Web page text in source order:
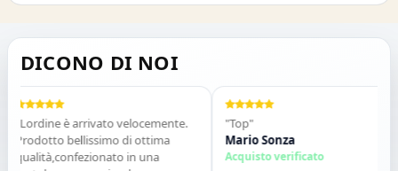
DICONO DI NOI
"Lordine è arrivato velocemente.
Prodotto bellissimo di ottima
qualità,confezionato in una
"Top"
Mario Sonza
Acquisto verificato